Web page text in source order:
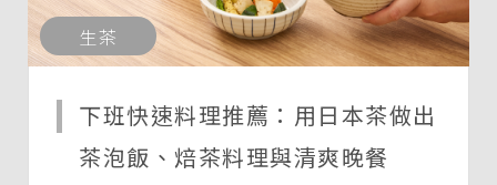
生茶
下班快速料理推薦：用日本茶做出
茶泡飯、焙茶料理與清爽晚餐